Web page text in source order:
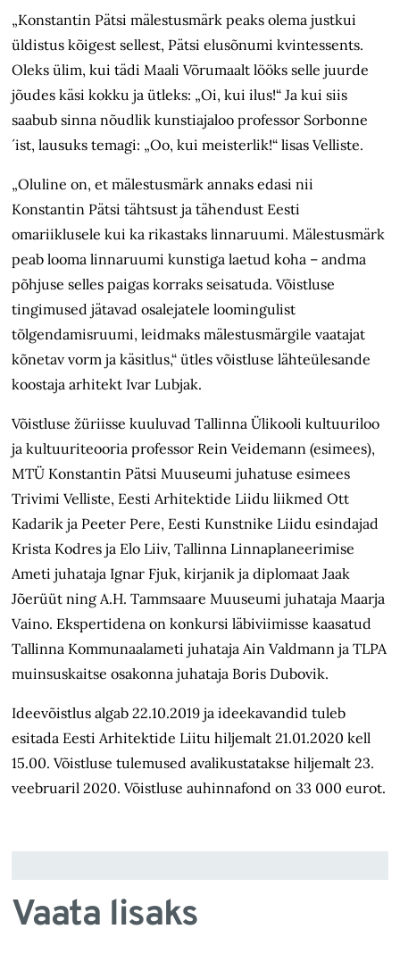
„Konstantin Pätsi mälestusmärk peaks olema justkui
üldistus kõigest sellest, Pätsi elusõnumi kvintessents.
Oleks ülim, kui tädi Maali Võrumaalt lööks selle juurde
jõudes käsi kokku ja ütleks: „Oi, kui ilus!“ Ja kui siis
saabub sinna nõudlik kunstiajaloo professor Sorbonne
´ist, lausuks temagi: „Oo, kui meisterlik!“ lisas Velliste.
„Oluline on, et mälestusmärk annaks edasi nii
Konstantin Pätsi tähtsust ja tähendust Eesti
omariiklusele kui ka rikastaks linnaruumi. Mälestusmärk
peab looma linnaruumi kunstiga laetud koha – andma
põhjuse selles paigas korraks seisatuda. Võistluse
tingimused jätavad osalejatele loomingulist
tõlgendamisruumi, leidmaks mälestusmärgile vaatajat
kõnetav vorm ja käsitlus,“ ütles võistluse lähteülesande
koostaja arhitekt Ivar Lubjak.
Võistluse žüriisse kuuluvad Tallinna Ülikooli kultuuriloo
ja kultuuriteooria professor Rein Veidemann (esimees),
MTÜ Konstantin Pätsi Muuseumi juhatuse esimees
Trivimi Velliste, Eesti Arhitektide Liidu liikmed Ott
Kadarik ja Peeter Pere, Eesti Kunstnike Liidu esindajad
Krista Kodres ja Elo Liiv, Tallinna Linnaplaneerimise
Ameti juhataja Ignar Fjuk, kirjanik ja diplomaat Jaak
Jõerüüt ning A.H. Tammsaare Muuseumi juhataja Maarja
Vaino. Ekspertidena on konkursi läbiviimisse kaasatud
Tallinna Kommunaalameti juhataja Ain Valdmann ja TLPA
muinsuskaitse osakonna juhataja Boris Dubovik.
Ideevõistlus algab 22.10.2019 ja ideekavandid tuleb
esitada Eesti Arhitektide Liitu hiljemalt 21.01.2020 kell
15.00. Võistluse tulemused avalikustatakse hiljemalt 23.
veebruaril 2020. Võistluse auhinnafond on 33 000 eurot.
Vaata lisaks